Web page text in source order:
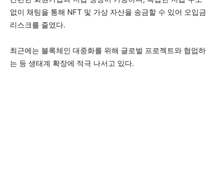
없이 채팅을 통해 NFT 및 가상 자산을 송금할 수 있어 오입금
리스크를 줄였다.
최근에는 블록체인 대중화를 위해 글로벌 프로젝트와 협업하
는 등 생태계 확장에 적극 나서고 있다.